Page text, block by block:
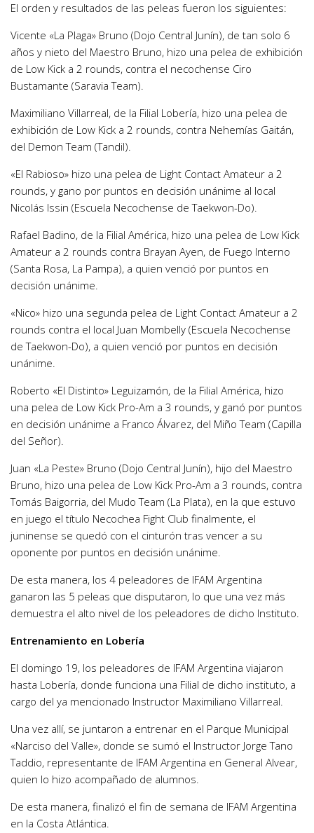
El orden y resultados de las peleas fueron los siguientes:
Vicente «La Plaga» Bruno (Dojo Central Junín), de tan solo 6
años y nieto del Maestro Bruno, hizo una pelea de exhibición
de Low Kick a 2 rounds, contra el necochense Ciro
Bustamante (Saravia Team).
Maximiliano Villarreal, de la Filial Lobería, hizo una pelea de
exhibición de Low Kick a 2 rounds, contra Nehemías Gaitán,
del Demon Team (Tandil).
«El Rabioso» hizo una pelea de Light Contact Amateur a 2
rounds, y gano por puntos en decisión unánime al local
Nicolás Issin (Escuela Necochense de Taekwon-Do).
Rafael Badino, de la Filial América, hizo una pelea de Low Kick
Amateur a 2 rounds contra Brayan Ayen, de Fuego Interno
(Santa Rosa, La Pampa), a quien venció por puntos en
decisión unánime.
«Nico» hizo una segunda pelea de Light Contact Amateur a 2
rounds contra el local Juan Mombelly (Escuela Necochense
de Taekwon-Do), a quien venció por puntos en decisión
unánime.
Roberto «El Distinto» Leguizamón, de la Filial América, hizo
una pelea de Low Kick Pro-Am a 3 rounds, y ganó por puntos
en decisión unánime a Franco Álvarez, del Miño Team (Capilla
del Señor).
Juan «La Peste» Bruno (Dojo Central Junín), hijo del Maestro
Bruno, hizo una pelea de Low Kick Pro-Am a 3 rounds, contra
Tomás Baigorria, del Mudo Team (La Plata), en la que estuvo
en juego el título Necochea Fight Club finalmente, el
juninense se quedó con el cinturón tras vencer a su
oponente por puntos en decisión unánime.
De esta manera, los 4 peleadores de IFAM Argentina
ganaron las 5 peleas que disputaron, lo que una vez más
demuestra el alto nivel de los peleadores de dicho Instituto.
Entrenamiento en Lobería
El domingo 19, los peleadores de IFAM Argentina viajaron
hasta Lobería, donde funciona una Filial de dicho instituto, a
cargo del ya mencionado Instructor Maximiliano Villarreal.
Una vez allí, se juntaron a entrenar en el Parque Municipal
«Narciso del Valle», donde se sumó el Instructor Jorge Tano
Taddio, representante de IFAM Argentina en General Alvear,
quien lo hizo acompañado de alumnos.
De esta manera, finalizó el fin de semana de IFAM Argentina
en la Costa Atlántica.